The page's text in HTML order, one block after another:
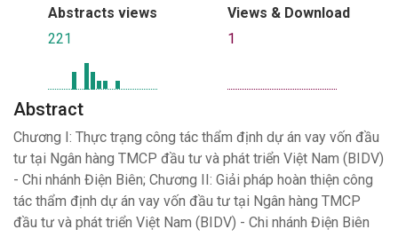
Abstracts views
221
Views & Download
1
Abstract
Chương I: Thực trạng công tác thẩm định dự án vay vốn đầu
tư tại Ngân hàng TMCP đầu tư và phát triển Việt Nam (BIDV)
- Chi nhánh Điện Biên; Chương II: Giải pháp hoàn thiện công
tác thẩm định dự án vay vốn đầu tư tại Ngân hàng TMCP
đầu tư và phát triển Việt Nam (BIDV) - Chi nhánh Điện Biên